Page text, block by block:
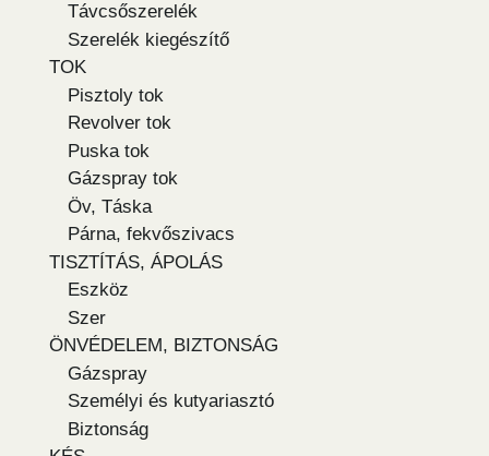
Távcsőszerelék
Szerelék kiegészítő
TOK
Pisztoly tok
Revolver tok
Puska tok
Gázspray tok
Öv, Táska
Párna, fekvőszivacs
TISZTÍTÁS, ÁPOLÁS
Eszköz
Szer
ÖNVÉDELEM, BIZTONSÁG
Gázspray
Személyi és kutyariasztó
Biztonság